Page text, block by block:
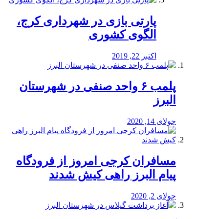
پارتی بازی در شهرداری کرج،
الگوی کشوری
اکتبر 22, 2019
پلمب ۶ واحد صنفی در شهرستان
البرز
جولای 14, 2020
مسافران کرجی امروز از فرودگاه
پیام البرز راهی کیش شدند
جولای 2, 2020